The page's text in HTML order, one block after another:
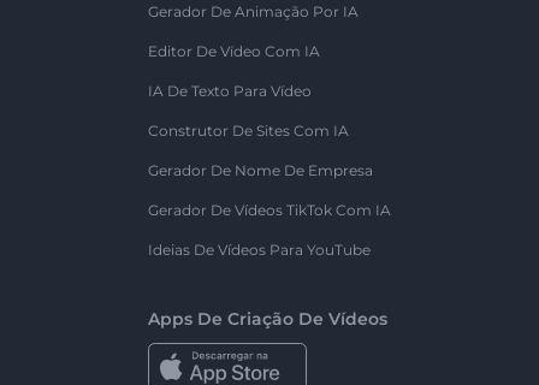
Gerador De Animação Por IA
Editor De Vídeo Com IA
IA De Texto Para Vídeo
Construtor De Sites Com IA
Gerador De Nome De Empresa
Gerador De Vídeos TikTok Com IA
Ideias De Vídeos Para YouTube
Apps De Criação De Vídeos